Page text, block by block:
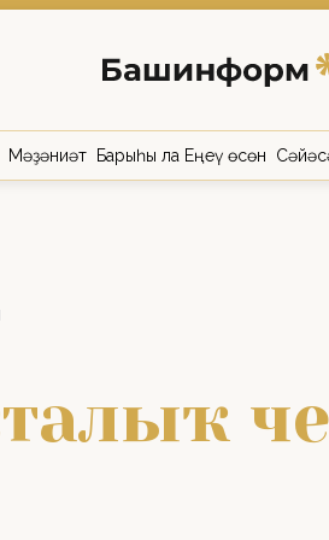
Мәҙәниәт Барыһы ла Еңеү өсөн